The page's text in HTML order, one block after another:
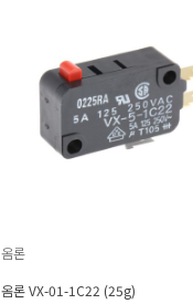
옴론
옴론 VX-01-1C22 (25g)